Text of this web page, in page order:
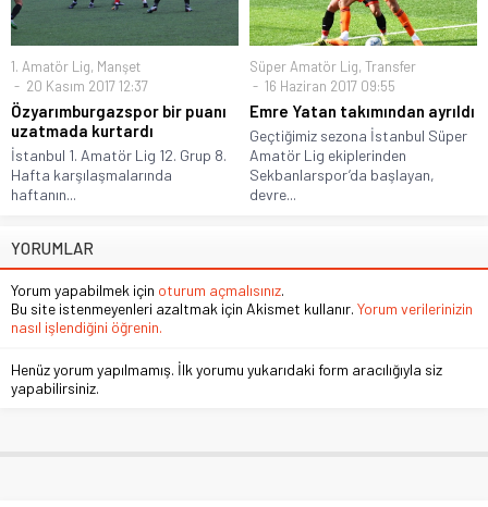
1. Amatör Lig, Manşet
20 Kasım 2017 12:37
Özyarımburgazspor bir puanı
uzatmada kurtardı
İstanbul 1. Amatör Lig 12. Grup 8.
Hafta karşılaşmalarında
haftanın...
Süper Amatör Lig, Transfer
16 Haziran 2017 09:55
Emre Yatan takımından ayrıldı
Geçtiğimiz sezona İstanbul Süper
Amatör Lig ekiplerinden
Sekbanlarspor’da başlayan,
devre...
YORUMLAR
Yorum yapabilmek için oturum açmalısınız.
Bu site istenmeyenleri azaltmak için Akismet kullanır. Yorum verilerinizin
nasıl işlendiğini öğrenin.
Henüz yorum yapılmamış. İlk yorumu yukarıdaki form aracılığıyla siz
yapabilirsiniz.